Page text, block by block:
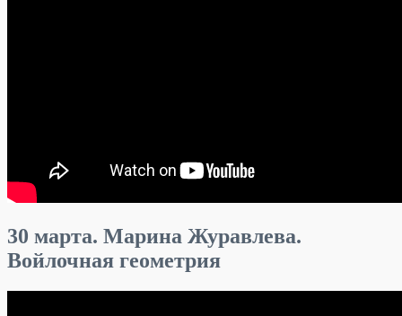
30 марта. Марина Журавлева.
Войлочная геометрия